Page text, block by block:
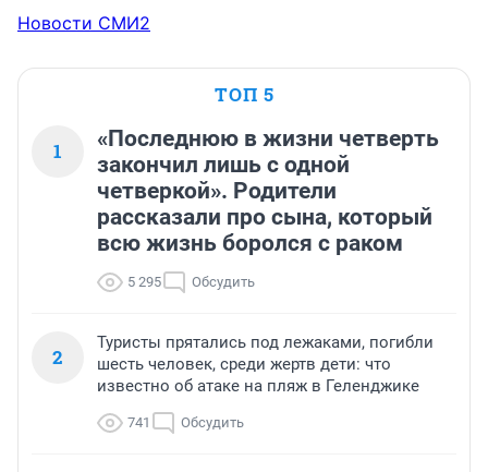
Новости СМИ2
ТОП 5
1
«Последнюю в жизни четверть
закончил лишь с одной
четверкой». Родители
рассказали про сына, который
всю жизнь боролся с раком
5 295 Обсудить
2
Туристы прятались под лежаками, погибли
шесть человек, среди жертв дети: что
известно об атаке на пляж в Геленджике
741 Обсудить